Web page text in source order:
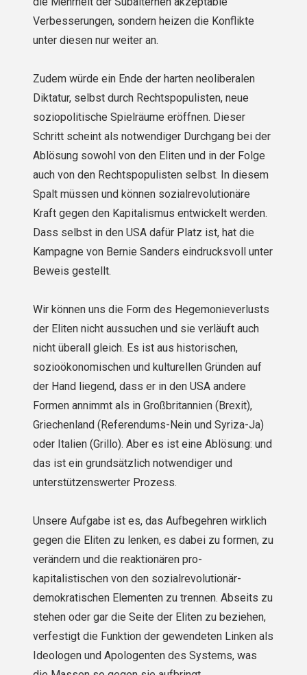
Verbesserungen, sondern heizen die Konflikte
unter diesen nur weiter an.
Zudem würde ein Ende der harten neoliberalen
Diktatur, selbst durch Rechtspopulisten, neue
soziopolitische Spielräume eröffnen. Dieser
Schritt scheint als notwendiger Durchgang bei der
Ablösung sowohl von den Eliten und in der Folge
auch von den Rechtspopulisten selbst. In diesem
Spalt müssen und können sozialrevolutionäre
Kraft gegen den Kapitalismus entwickelt werden.
Dass selbst in den USA dafür Platz ist, hat die
Kampagne von Bernie Sanders eindrucksvoll unter
Beweis gestellt.
Wir können uns die Form des Hegemonieverlusts
der Eliten nicht aussuchen und sie verläuft auch
nicht überall gleich. Es ist aus historischen,
sozioökonomischen und kulturellen Gründen auf
der Hand liegend, dass er in den USA andere
Formen annimmt als in Großbritannien (Brexit),
Griechenland (Referendums-Nein und Syriza-Ja)
oder Italien (Grillo). Aber es ist eine Ablösung: und
das ist ein grundsätzlich notwendiger und
unterstützenswerter Prozess.
Unsere Aufgabe ist es, das Aufbegehren wirklich
gegen die Eliten zu lenken, es dabei zu formen, zu
verändern und die reaktionären pro-
kapitalistischen von den sozialrevolutionär-
demokratischen Elementen zu trennen. Abseits zu
stehen oder gar die Seite der Eliten zu beziehen,
verfestigt die Funktion der gewendeten Linken als
Ideologen und Apologenten des Systems, was